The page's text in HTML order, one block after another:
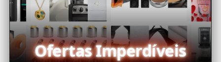
Ofertas Imperdíveis